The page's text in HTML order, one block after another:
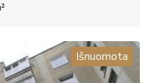
Išnuomota